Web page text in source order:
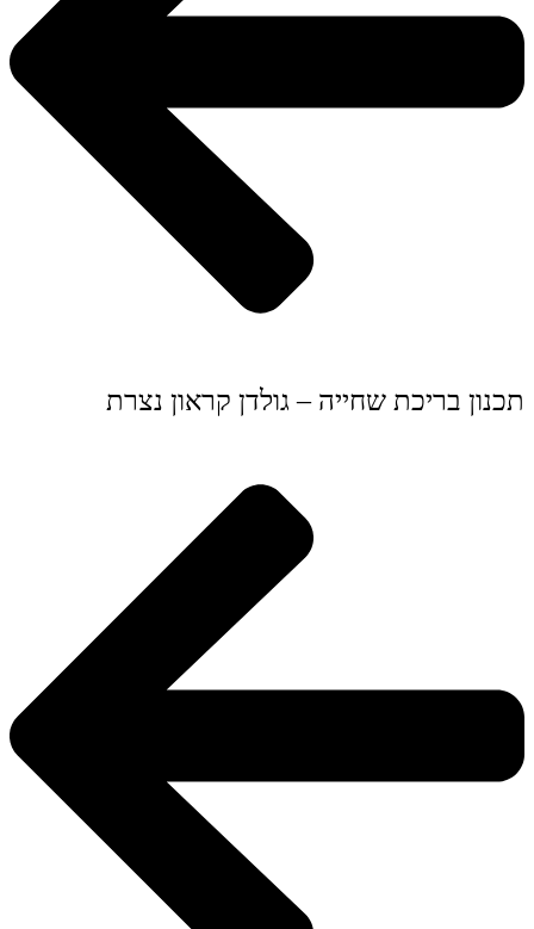
תכנון בריכת שחייה – גולדן קראון נצרת